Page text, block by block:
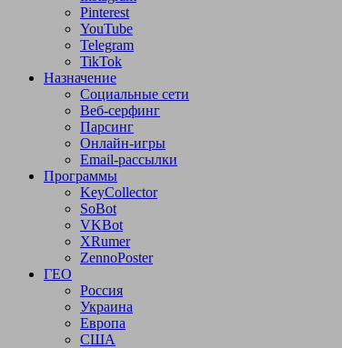
Pinterest
YouTube
Telegram
TikTok
Назначение
Социальные сети
Веб-серфинг
Парсинг
Онлайн-игры
Email-рассылки
Программы
KeyCollector
SoBot
VKBot
XRumer
ZennoPoster
ГЕО
Россия
Украина
Европа
США